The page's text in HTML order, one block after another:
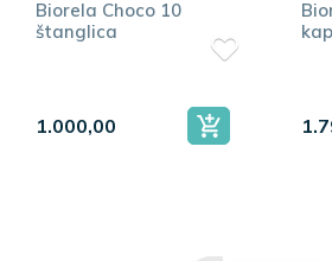
Biorela Choco 10
štanglica
1.000,00